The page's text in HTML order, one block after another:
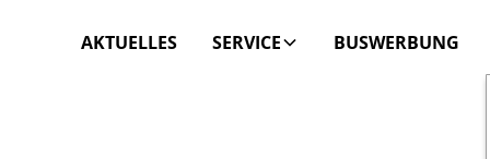
AKTUELLES SERVICE BUSWERBUNG